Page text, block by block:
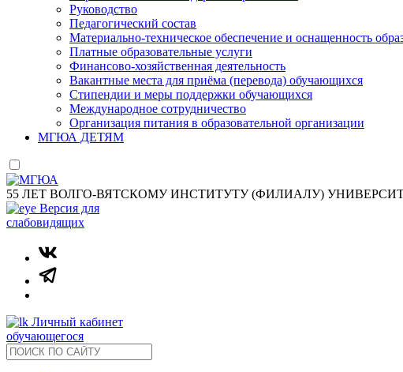
Руководство
Педагогический состав
Материально-техническое обеспечение и оснащенность
Платные образовательные услуги
Финансово-хозяйственная деятельность
Вакантные места для приёма (перевода) обучающихся
Стипендии и меры поддержки обучающихся
Международное сотрудничество
Организация питания в образовательной организации
МГЮА ДЕТЯМ
55 ЛЕТ ВОЛГО-ВЯТСКОМУ ИНСТИТУТУ (ФИЛИАЛУ)
Версия для
слабовидящих
Личный кабинет
обучающегося